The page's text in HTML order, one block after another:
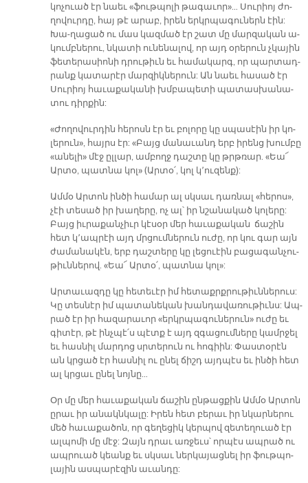
կո­չուած էր նաեւ «ֆութ­պո­լի թա­գա­ւո­ր»… Սու­րիոյ ժո­
ղո­վուր­դը, հայ թէ ա­րաբ, ի­րեն երկր­պա­գու­ներն էին:
Խա-ղա­ցած ու մաս կազ­մած էր շատ մը մար­զա­կան ա­
կումբ­նե­րու, նկա­տի ու­նե­նա­լով, որ այդ օ­րե­րուն չկա­յին
ֆե­տե­րա­սիո­նի դրու­թիւն եւ հա­մա­կարգ, որ պար­տադ­
րանք կա­տա­րէր մար­զիկ­նե­րուն: Ան նաեւ հա­սած էր
Սու­րիոյ հա­ւա­քա­կա­նի խմբա­պե­տի պա­տաս­խա­նա­
տու դիրքին:
«Ժո­ղո­վուր­դին հե­րոսն էր եւ բո­լո­րը կը սպա­սէին իր կո­
լե­րու­ն», հայրս էր: «Բայց մա­նա­ւանդ երբ ի­րենց խում­բը
«ա­նե­լի» մէջ ըլ­լար, ամ­բողջ դաշ­տը կը թրթռար. «Եա՜
Ար­տօ, պատ­նա կո­լ» (Ար­տօ՛, կոլ կ՚ու­զենք):
Ամ­մօ Ար­տոն ին­ծի հա­մար ալ սկսաւ դառ­նալ «հե­րո­ս»,
չէի տե­սած իր խա­ղե­րը, ոչ ալ՝ իր նշա­նա­կած կո­լե­րը:
Բայց իւ­րա­քան­չիւր կէ­սօր մեր հա­ւա­քա­կան ճա­շին
հետ կ՚ապ­րէի այդ մրցում­նե­րուն ու­ժը, որ կու գար այն
ժա­մա­նա­կէն, երբ դաշ­տե­րը կը լե­ցուէին բա­ցա­գան­չու­
թիւն­նե­րով. «Եա՜ Ար­տօ՛, պատ­նա կո­լ»:
Ար­տա­ւազ­դը կը հե­տե­ւէր իմ հե­տաքրք­րու­թիւն­նե­րուս:
Կը տես­նէր իմ պա­տա­նե­կան խան­դա­վա­ռու­թիւնս: Ապ­
րած էր իր հա­զա­րա­ւոր «երկր­պա­գու­նե­րու­ն» ու­ժը եւ
գի­տէր, թէ ինչ­պէ՛ս պէտք է այդ զգա­ցում­նե­րը կամր­ջել
եւ հաս­նիլ մար­դոց սրտե­րուն ու հո­գիին: Փաս­տօ­րէն
ան կրցած էր հաս­նիլ ու ը­նել ճիշդ այդ­պէս եւ ին­ծի հետ
ալ կրցաւ ը­նել նոյ­նը…
Օր մը մեր հա­ւա­քա­կան ճա­շին ըն­թաց­քին Ամ­մօ Ար­տոն
ը­րաւ իր ա­նակն­կա­լը: Ի­րեն հետ բե­րաւ իր նկար­նե­րու
մեծ հա­ւա­քա­ծոն, որ գե­ղե­ցիկ կեր­պով զե­տե­ղուած էր
ալ­պո­մի մը մէջ: Զայն դրաւ առ­ջեւս՝ որ­պէս ապ­րած ու
ապ­րուած կեանք եւ սկսաւ ներ­կա­յաց­նել իր ֆութ­պո­
լա­յին աս­պա­րէ­զին ա­ւան­դը: